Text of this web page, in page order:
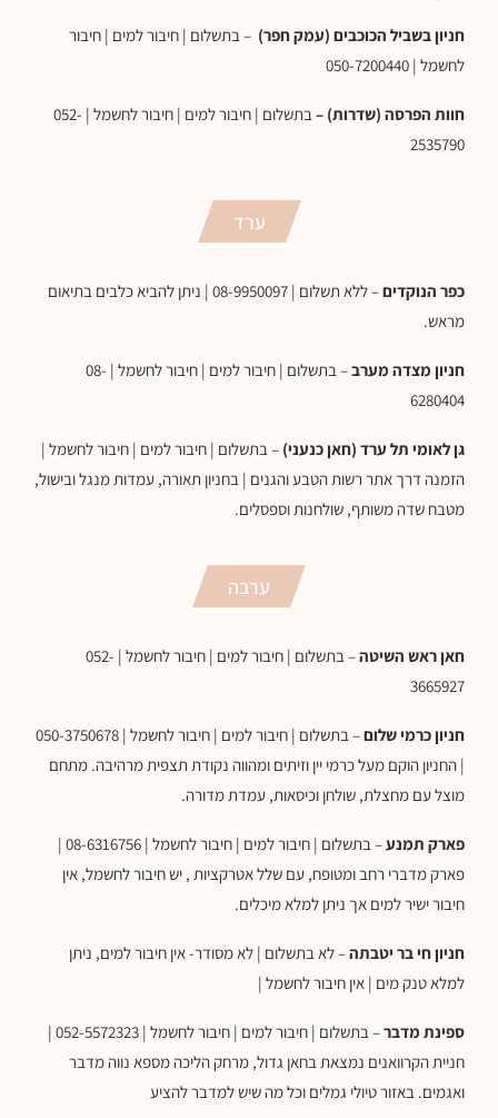
חניון בשביל הכוכבים (עמק חפר) – בתשלום | חיבור למים | חיבור
לחשמל | 050-7200440
חוות הפרסה (שדרות) –
בתשלום | חיבור למים | חיבור לחשמל | 052-
2535790
ערד
כפר הנוקדים
– ללא תשלום | 08-9950097 | ניתן להביא כלבים בתיאום
מראש.
חניון מצדה מערב
– בתשלום | חיבור למים | חיבור לחשמל | 08-
6280404
גן לאומי תל ערד (חאן כנעני) – בתשלום | חיבור למים | חיבור לחשמל |
הזמנה דרך אתר רשות הטבע והגנים | בחניון תאורה, עמדות מנגל ובישול,
מטבח שדה משותף, שולחנות וספסלים.
ערבה
חאן ראש השיטה
– בתשלום | חיבור למים | חיבור לחשמל | 052-
3665927
חניון כרמי שלום
– בתשלום | חיבור למים | חיבור לחשמל | 050-3750678
| החניון הוקם מעל כרמי יין וזיתים ומהווה נקודת תצפית מרהיבה. מתחם
מוצל עם מחצלת, שולחן וכיסאות, עמדת מדורה.
פארק תמנע
– בתשלום | חיבור למים | חיבור לחשמל | 08-6316756 |
פארק מדברי רחב ומטופח, עם שלל אטרקציות , יש חיבור לחשמל, אין
חיבור ישיר למים אך ניתן למלא מיכלים.
חניון חי בר יטבתה– לא בתשלום | לא מסודר- אין חיבור למים, ניתן
למלא טנק מים | אין חיבור לחשמל |
ספינת מדבר
– בתשלום | חיבור למים | חיבור לחשמל | 052-5572323 |
חניית הקרוואנים נמצאת בחאן גדול, מרחק הליכה מספא נווה מדבר
ואגמים. באזור טיולי גמלים וכל מה שיש למדבר להציע